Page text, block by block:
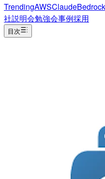
TrendingAWSClaudeBedrock
社説明会勉強会事例採用
目次